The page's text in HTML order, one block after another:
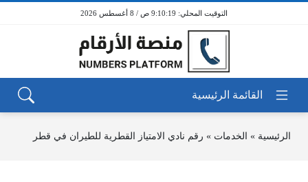
9:10:19 ص / 8 أغسطس 2026
الرئيسية » الخدمات » رقم نادي الامتياز القطرية للطيران في قطر